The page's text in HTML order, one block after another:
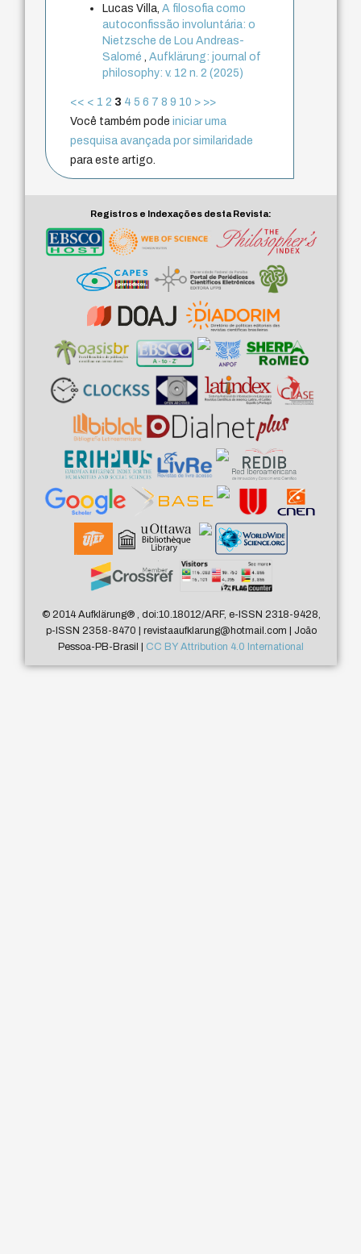
Lucas Villa,A filosofia como
autoconfissão involuntária: o
Nietzsche de Lou Andreas-
Salomé,Aufklärung: journal of
philosophy: v. 12 n. 2 (2025)
<< < 1 2 3 4 5 6 7 8 9 10 > >>
Você também podeiniciar uma
pesquisa avançada por similaridade
para este artigo.
Registros e Indexações desta Revista:
© 2014 Aufklärung®, doi:10.18012/ARF, e-ISSN 2318-9428,
p-ISSN 2358-8470 | revistaaufklarung@hotmail.com | João
Pessoa-PB-Brasil | CC BY Attribution 4.0 International